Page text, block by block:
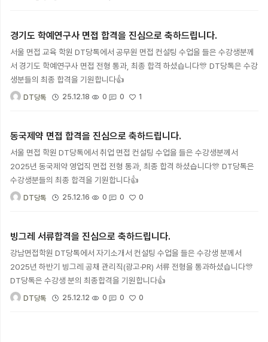
경기도 학예연구사 면접 합격을 진심으로 축하드립니다.
서울 면접 교육 학원 DT당톡에서 공무원 면접 컨설팅 수업을 들은 수강생분께
서 경기도 학예연구사 면접 전형 통과, 최종 합격 하셨습니다🎊 DT당톡은 수강
생분들의 최종 합격을 기원합니다👍
DT당톡 25.12.18 0 0 1
동국제약 면접 합격을 진심으로 축하드립니다.
서울 면접 학원 DT당톡에서 취업 면접 컨설팅 수업을 들은 수강생분께서
2025년 동국제약 영업직 면접 전형 통과, 최종 합격 하셨습니다🎊 DT당톡은
수강생분들의 최종 합격을 기원합니다👍
DT당톡 25.12.16 0 0 0
빙그레 서류합격을 진심으로 축하드립니다.
강남면접학원 DT당톡에서 자기소개서 컨설팅 수업을 들은 수강생 분께서
2025년 하반기 빙그레 공채 관리직(광고·PR) 서류 전형을 통과하셨습니다🎊
DT당톡은 수강생 분의 최종합격을 기원합니다👍
DT당톡 25.12.12 0 0 0